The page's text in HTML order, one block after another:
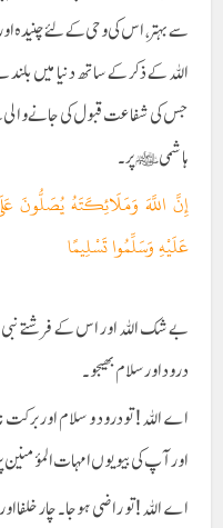
سے بہتر، اس کی وحی کے لئے
اللہ کے ذکر کے ساتھ دنیا میں
جس کی شفاعت قبول کی جانے والی
ہاشمی ﷺ پر۔
إِنَّ اللَّهَ وَمَلَائِكَتَهُ يُصَلُّونَ
عَلَيْهِ وَسَلِّمُوا تَسْلِيمًا
بے شک اللہ اور اس کے فرشتے نبی
درود اورسلام بھیجو۔
اے اللہ ! تو درود و سلام اور
اور آپ کی بیویوں امہات المؤمنین
اے اللہ ! تو راضی ہو جا۔ چار خلفا اور